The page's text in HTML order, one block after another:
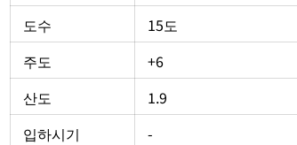
도수
15도
주도
+6
산도
1.9
입하시기
-